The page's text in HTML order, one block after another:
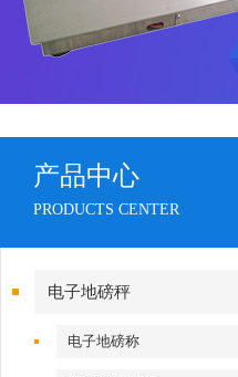
产品中心
PRODUCTS CENTER
电子地磅秤
电子地磅称